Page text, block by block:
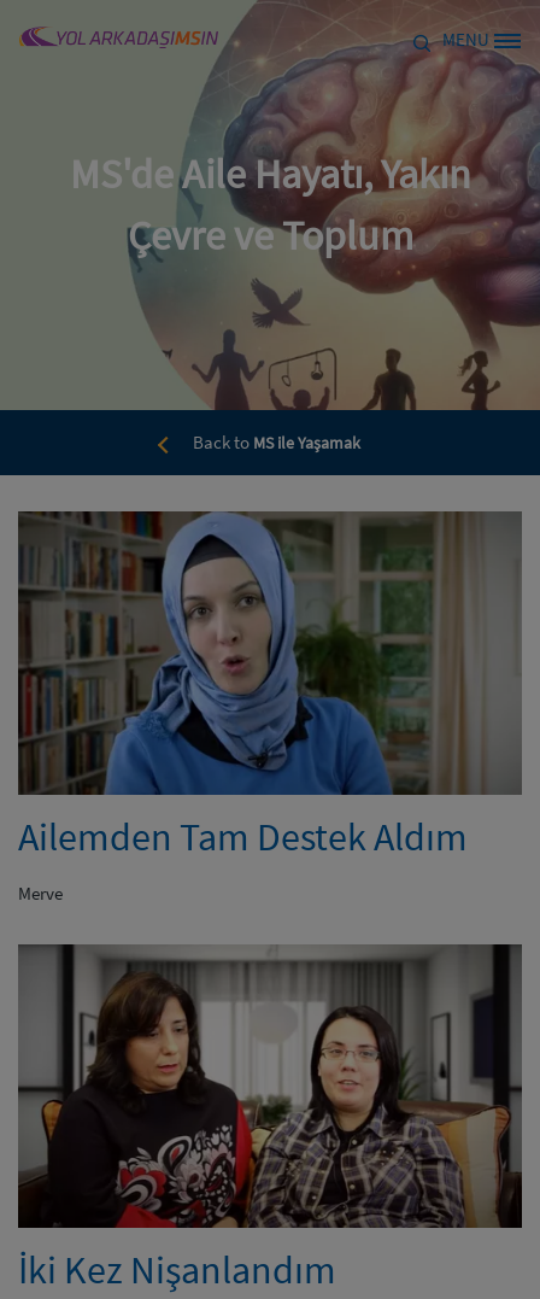
Skip to main content
Site Logo
MENU
MS'de Aile Hayatı, Yakın
Çevre ve Toplum
Back to MS ile Yaşamak
Ailemden Tam Destek Aldım
Merve
İki Kez Nişanlandım